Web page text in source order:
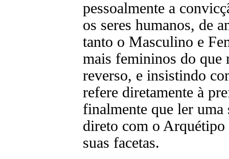
pessoalmente a
os seres humanos, de
tanto o Masculino e
mais femininos do que
reverso, e insistindo
refere diretamente à
finalmente que ler uma
direto com o
suas facetas.